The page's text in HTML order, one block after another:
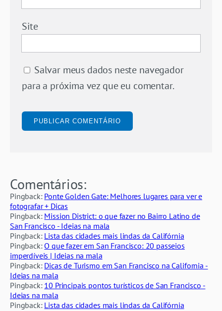
Site
Salvar meus dados neste navegador
para a próxima vez que eu comentar.
Comentários:
Pingback: Ponte Golden Gate: Melhores lugares para ver e
fotografar + Dicas
Pingback: Mission District: o que fazer no Bairro Latino de
San Francisco - Ideias na mala
Pingback: Lista das cidades mais lindas da Califórnia
Pingback:O que fazer em San Francisco: 20 passeios
imperdíveis | Ideias na mala
Pingback: Dicas de Turismo em San Francisco na California -
Ideias na mala
Pingback: 10 Principais pontos turísticos de San Francisco -
Ideias na mala
Pingback: Lista das cidades mais lindas da Califórnia